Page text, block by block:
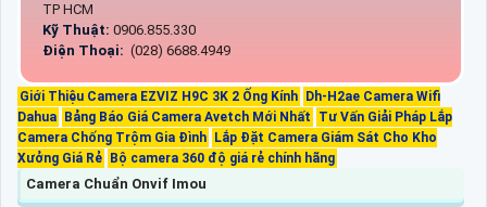
TP HCM
Kỹ Thuật: 0906.855.330
Điện Thoại: (028) 6688.4949
Giới Thiệu Camera EZVIZ H9C 3K 2 Ống Kính
Dh-H2ae Camera Wifi
Dahua
Bảng Báo Giá Camera Avetch Mới Nhất
Tư Vấn Giải Pháp Lắp
Camera Chống Trộm Gia Đình
Lắp Đặt Camera Giám Sát Cho Kho
Xưởng Giá Rẻ
Bộ camera 360 độ giá rẻ chính hãng
Camera Chuẩn Onvif Imou